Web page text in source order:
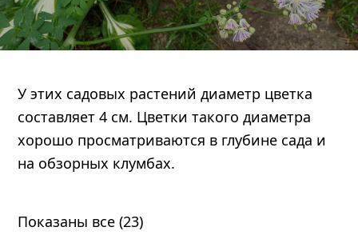
У этих садовых растений диаметр цветка
составляет 4 см. Цветки такого диаметра
хорошо просматриваются в глубине сада и
на обзорных клумбах.
Показаны все (23)